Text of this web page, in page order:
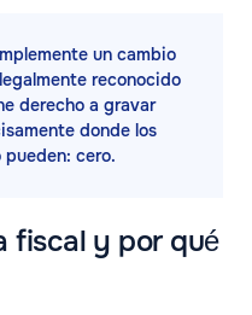
un cambio
reconocido
derecho a gravar
donde los
pueden: cero.
fiscal y por qué